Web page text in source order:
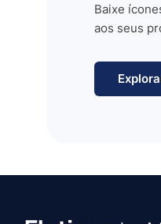
Baixe
aos seus